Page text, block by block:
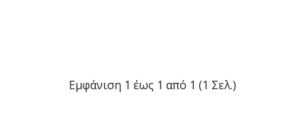
Εμφάνιση 1 έως 1 από 1 (1 Σελ.)